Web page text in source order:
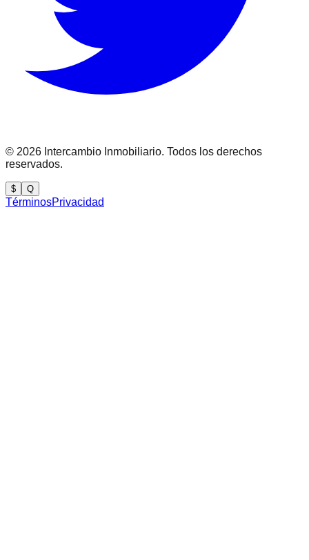
© 2026 Intercambio Inmobiliario. Todos los derechos
reservados.
$ Q
TérminosPrivacidad